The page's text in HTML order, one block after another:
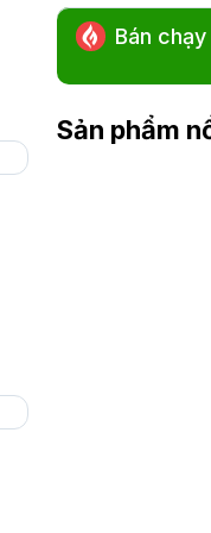
Bán
Sản phẩm